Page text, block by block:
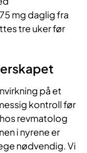
mg daglig fra
tre uker før
på et
kontroll før
revmatolog
i nyrene er
nødvendig. Vi